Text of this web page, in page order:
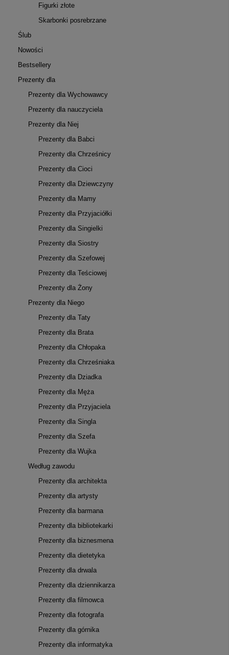
Figurki złote
Skarbonki posrebrzane
Ślub
Nowości
Bestsellery
Prezenty dla
Prezenty dla Wychowawcy
Prezenty dla nauczyciela
Prezenty dla Niej
Prezenty dla Babci
Prezenty dla Chrześnicy
Prezenty dla Cioci
Prezenty dla Dziewczyny
Prezenty dla Mamy
Prezenty dla Przyjaciółki
Prezenty dla Singielki
Prezenty dla Siostry
Prezenty dla Szefowej
Prezenty dla Teściowej
Prezenty dla Żony
Prezenty dla Niego
Prezenty dla Taty
Prezenty dla Brata
Prezenty dla Chłopaka
Prezenty dla Chrześniaka
Prezenty dla Dziadka
Prezenty dla Męża
Prezenty dla Przyjaciela
Prezenty dla Singla
Prezenty dla Szefa
Prezenty dla Wujka
Według zawodu
Prezenty dla architekta
Prezenty dla artysty
Prezenty dla barmana
Prezenty dla bibliotekarki
Prezenty dla biznesmena
Prezenty dla dietetyka
Prezenty dla drwala
Prezenty dla dziennikarza
Prezenty dla filmowca
Prezenty dla fotografa
Prezenty dla górnika
Prezenty dla informatyka